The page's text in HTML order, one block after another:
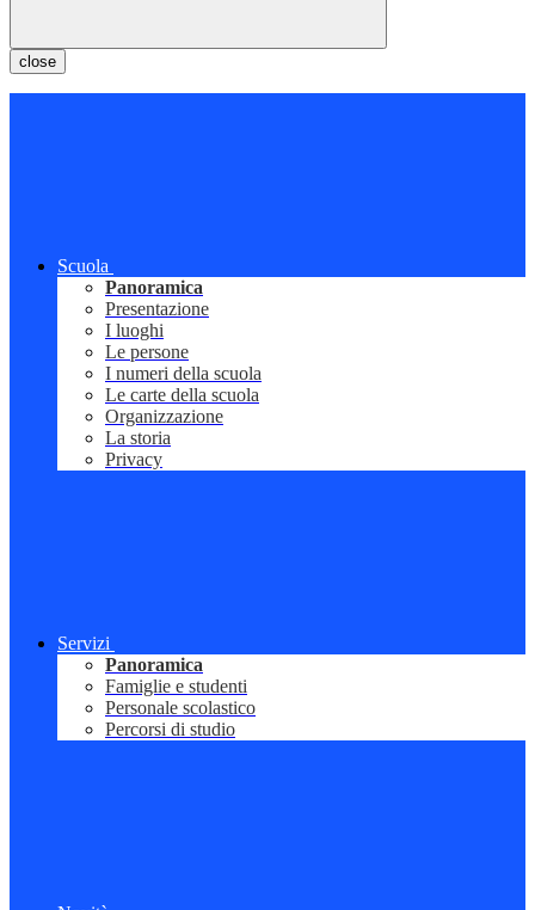
close
Scuola
Panoramica
Presentazione
I luoghi
Le persone
I numeri della scuola
Le carte della scuola
Organizzazione
La storia
Privacy
Servizi
Panoramica
Famiglie e studenti
Personale scolastico
Percorsi di studio